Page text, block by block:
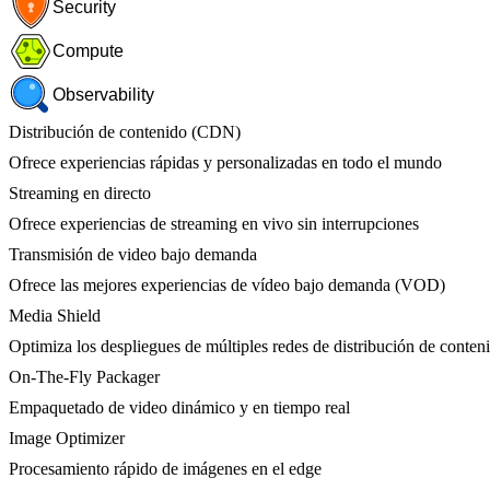
Security
Compute
Observability
Distribución de contenido (CDN)
Ofrece experiencias rápidas y personalizadas en todo el mundo
Streaming en directo
Ofrece experiencias de streaming en vivo sin interrupciones
Transmisión de video bajo demanda
Ofrece las mejores experiencias de vídeo bajo demanda (VOD)
Media Shield
Optimiza los despliegues de múltiples redes de distribución de
On-The-Fly Packager
Empaquetado de video dinámico y en tiempo real
Image Optimizer
Procesamiento rápido de imágenes en el edge